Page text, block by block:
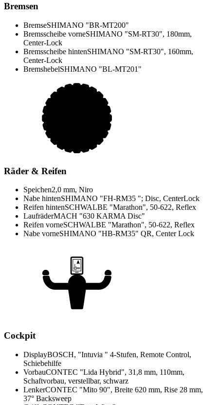
Bremsen
BremseSHIMANO "BR-MT200"
Bremsscheibe vorneSHIMANO "SM-RT30", 180mm,
Center-Lock
Bremsscheibe hintenSHIMANO "SM-RT30", 160mm,
Center-Lock
BremshebelSHIMANO "BL-MT201"
Räder & Reifen
Speichen2,0 mm, Niro
Nabe hintenSHIMANO "FH-RM35 "; Disc, CenterLock
Reifen hintenSCHWALBE "Marathon", 50-622, Reflex
LaufräderMACH "630 KARMA Disc"
Reifen vorneSCHWALBE "Marathon", 50-622, Reflex
Nabe vorneSHIMANO "HB-RM35" QR, Center Lock
Cockpit
DisplayBOSCH, "Intuvia " 4-Stufen, Remote Control,
Schiebehilfe
VorbauCONTEC "Lida Hybrid", 31,8 mm, 110mm,
Schaftvorbau, verstellbar, schwarz
LenkerCONTEC "Mito 90", Breite 620 mm, Rise 28 mm,
37° Backsweep